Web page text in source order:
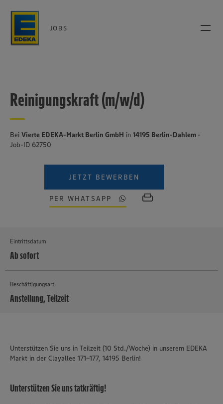
JOBS
Reinigungskraft (m/w/d)
Bei Vierte EDEKA-Markt Berlin GmbH in 14195 Berlin-Dahlem -
Job-ID 62750
JETZT BEWERBEN
PER WHATSAPP
Eintrittsdatum
Ab sofort
Beschäftigungsart
Anstellung, Teilzeit
Unterstützen Sie uns in Teilzeit (10 Std./Woche) in unserem EDEKA
Markt in der Clayallee 171-177, 14195 Berlin!
Unterstützen Sie uns tatkräftig!